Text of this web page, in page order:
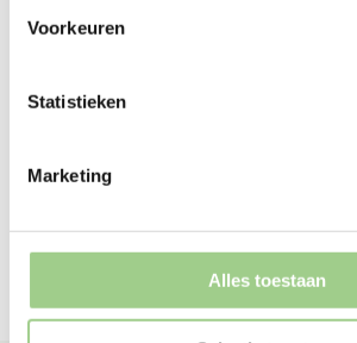
Voorkeuren
Statistieken
Marketing
Alles toestaan